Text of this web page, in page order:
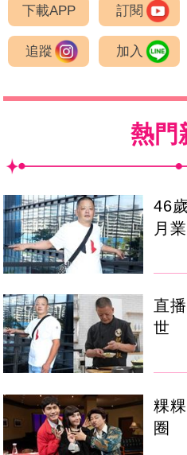
下載APP 訂閱
追蹤 加入
熱門
46
月
直
世
粿
圈